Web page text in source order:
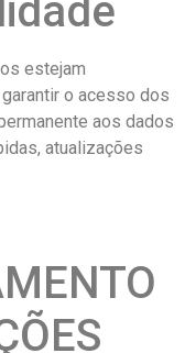
estejam
o acesso dos
aos dados
atualizações